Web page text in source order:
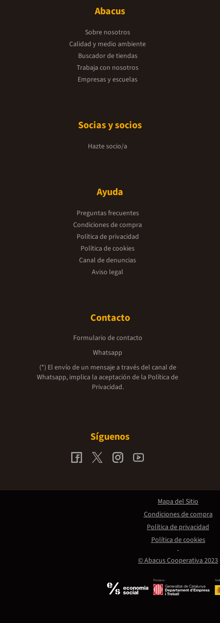
Abacus
Sobre nosotros
Calidad y medio ambiente
Buscador de tiendas
Trabaja con nosotros
Empresas y escuelas
Socias y socios
Hazte socio/a
Ayuda
Preguntas frecuentes
Condiciones de compra
Política de privacidad
Política de cookies
Canal de denuncias
Aviso legal
Contacto
Formulario de contacto
Whatsapp
(*) El envío de un mensaje a través del canal de
Whatsapp, implica la aceptación de la Política de
Privacidad.
Síguenos
Promou:
© Abacus Cooperativa 2023
Mapa del Sitio
Condiciones de compra
Política de privacidad
Política de cookies